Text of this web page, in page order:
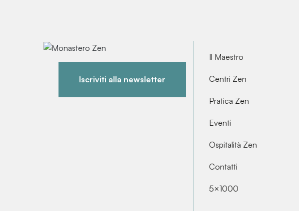
Iscriviti alla newsletter
Il Maestro
Centri Zen
Pratica Zen
Eventi
Ospitalità Zen
Contatti
5×1000